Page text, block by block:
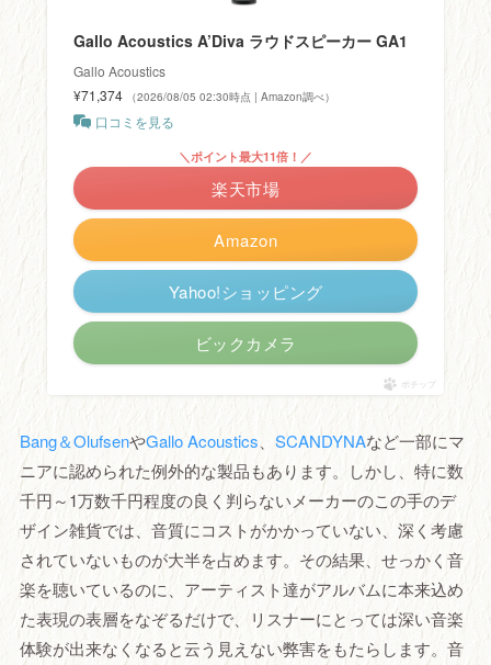
Gallo Acoustics A’Diva ラウドスピーカー GA1
Gallo Acoustics
¥71,374
（2026/08/05 02:30時点 | Amazon調べ）
口コミを見る
Amazon
＼ポイント最大11倍！／
楽天市場
Yahoo!ショッピング
ビックカメラ
ポチップ
Bang＆OlufsenやGallo Acoustics、 SCANDYNAなど一部にマ
ニアに認められた例外的な製品もあります。しかし、特に数
千円～1万数千円程度の良く判らないメーカーのこの手のデ
ザイン雑貨では、音質にコストがかかっていない、深く考慮
されていないものが大半を占めます。その結果、せっかく音
楽を聴いているのに、アーティスト達がアルバムに本来込め
た表現の表層をなぞるだけで、リスナーにとっては深い音楽
体験が出来なくなると云う見えない弊害をもたらします。音